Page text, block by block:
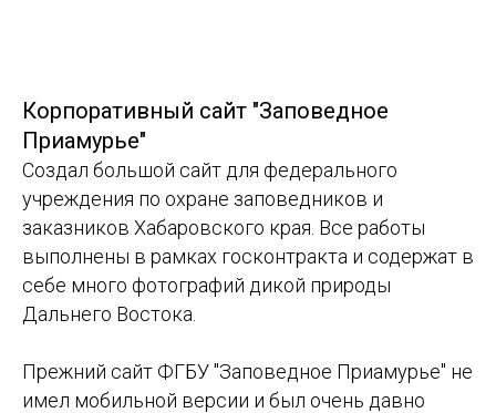
Корпоративный сайт "Заповедное
Приамурье"
Создал большой сайт для федерального
учреждения по охране заповедников и
заказников Хабаровского края. Все работы
выполнены в рамках госконтракта и содержат в
себе много фотографий дикой природы
Дальнего Востока.
Прежний сайт ФГБУ "Заповедное Приамурье" не
имел мобильной версии и был очень давно